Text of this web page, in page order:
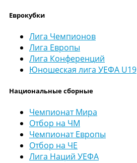
Еврокубки
Лига Чемпионов
Лига Европы
Лига Конференций
Юношеская лига УЕФА U19
Национальные сборные
Чемпионат Мира
Отбор на ЧМ
Чемпионат Европы
Отбор на ЧЕ
Лига Наций УЕФА